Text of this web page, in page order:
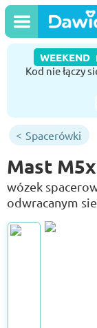
WEEKEND
Kod nie łączy
Spacerówki
Mast M5x
wózek
odwracanym